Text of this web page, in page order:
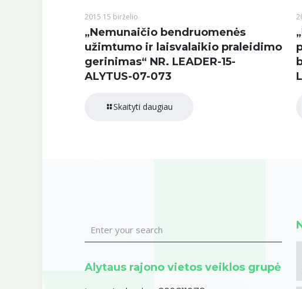
2015 15 birželio
„Nemunaičio bendruomenės
užimtumo ir laisvalaikio praleidimo
gerinimas“ NR. LEADER-15-
ALYTUS-07-073
Skaityti daugiau
Alytaus rajono vietos veiklos grupė